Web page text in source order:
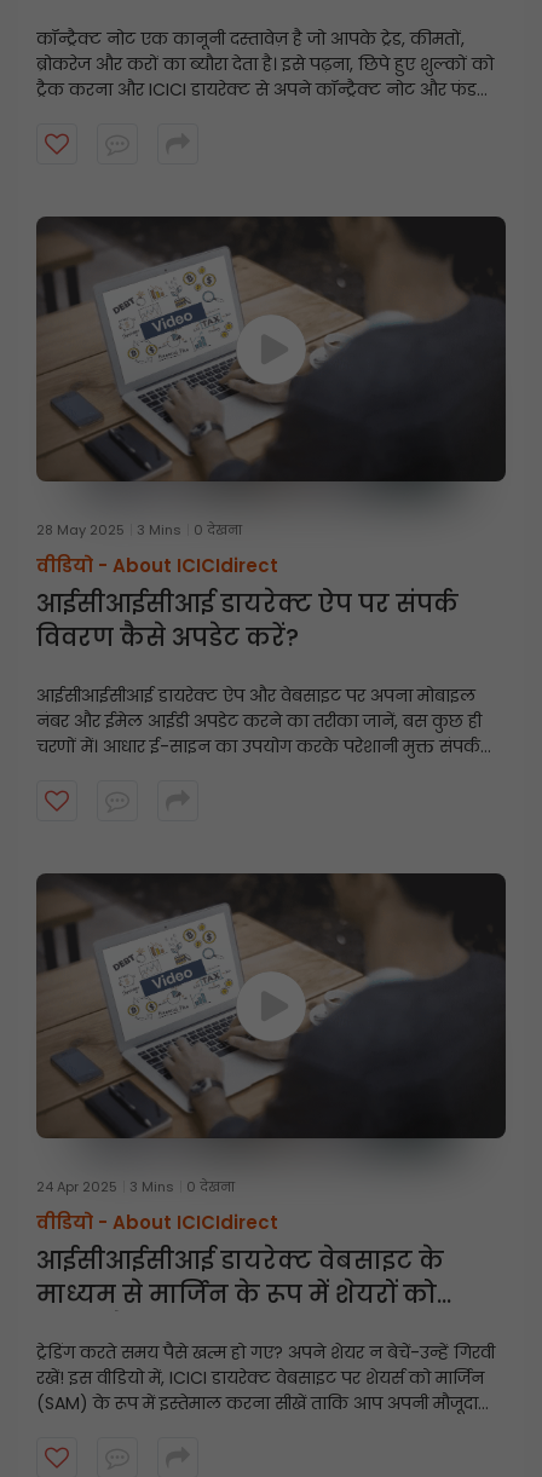
कॉन्ट्रैक्ट नोट एक कानूनी दस्तावेज़ है जो आपके ट्रेड, कीमतों,
ब्रोकरेज और करों का ब्यौरा देता है। इसे पढ़ना, छिपे हुए शुल्कों को
ट्रैक करना और ICICI डायरेक्ट से अपने कॉन्ट्रैक्ट नोट और फंड
28 May 2025 3 Mins 0 देखना
वीडियो - About ICICIdirect
आईसीआईसीआई डायरेक्ट ऐप पर संपर्क
विवरण कैसे अपडेट करें?
आईसीआईसीआई डायरेक्ट ऐप और वेबसाइट पर अपना मोबाइल
नंबर और ईमेल आईडी अपडेट करने का तरीका जानें, बस कुछ ही
चरणों में। आधार ई-साइन का उपयोग करके परेशानी मुक्त संपर्क
24 Apr 2025 3 Mins 0 देखना
वीडियो - About ICICIdirect
आईसीआईसीआई डायरेक्ट वेबसाइट के
माध्यम से मार्जिन के रूप में शेयरों को
ट्रेडिंग करते समय पैसे खत्म हो गए? अपने शेयर न बेचें-उन्हें गिरवी
रखें! इस वीडियो में, ICICI डायरेक्ट वेबसाइट पर शेयर्स को मार्जिन
(SAM) के रूप में इस्तेमाल करना सीखें ताकि आप अपनी मौजूदा
सकें।